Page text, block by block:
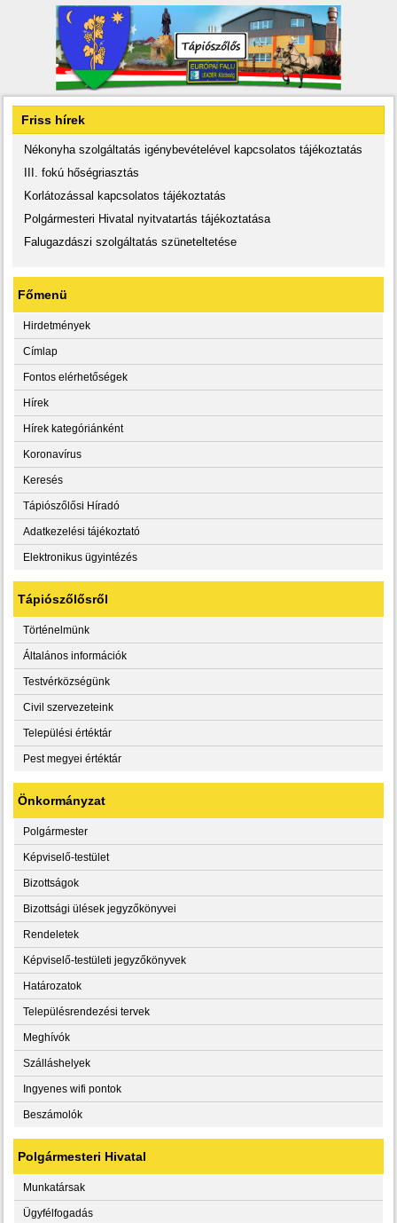
Friss hírek
Nékonyha szolgáltatás igénybevételével kapcsolatos tájékoztatás
III. fokú hőségriasztás
Korlátozással kapcsolatos tájékoztatás
Polgármesteri Hivatal nyitvatartás tájékoztatása
Falugazdászi szolgáltatás szüneteltetése
Főmenü
Hirdetmények
Címlap
Fontos elérhetőségek
Hírek
Hírek kategóriánként
Koronavírus
Keresés
Tápiószőlősi Híradó
Adatkezelési tájékoztató
Elektronikus ügyintézés
Tápiószőlősről
Történelmünk
Általános információk
Testvérközségünk
Civil szervezeteink
Települési értéktár
Pest megyei értéktár
Önkormányzat
Polgármester
Képviselő-testület
Bizottságok
Bizottsági ülések jegyzőkönyvei
Rendeletek
Képviselő-testületi jegyzőkönyvek
Határozatok
Településrendezési tervek
Meghívók
Szálláshelyek
Ingyenes wifi pontok
Beszámolók
Polgármesteri Hivatal
Munkatársak
Ügyfélfogadás